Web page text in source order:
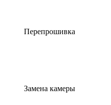
Перепрошивка
Замена камеры